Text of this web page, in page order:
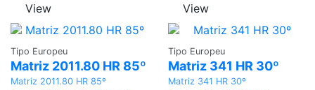
View View
Tipo Europeu
Matriz 2011.80 HR 85º
Matriz 2011.80 HR 85º
Tipo Europeu
Matriz 341 HR 30º
Matriz 341 HR 30º